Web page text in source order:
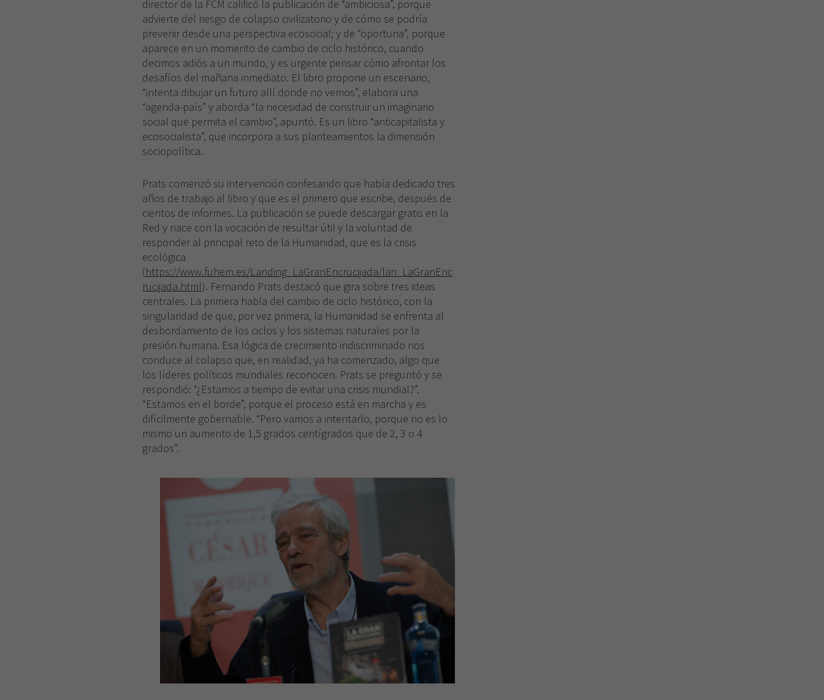
director de la FCM calificó la publicación de “ambiciosa”, porque
advierte del riesgo de colapso civilizatorio y de cómo se podría
prevenir desde una perspectiva ecosocial; y de “oportuna”, porque
aparece en un momento de cambio de ciclo histórico, cuando
decimos adiós a un mundo, y es urgente pensar cómo afrontar los
desafíos del mañana inmediato. El libro propone un escenario,
“intenta dibujar un futuro allí donde no vemos”, elabora una
“agenda-país” y aborda “la necesidad de construir un imaginario
social que permita el cambio”, apuntó. Es un libro “anticapitalista y
ecosocialista”, que incorpora a sus planteamientos la dimensión
sociopolítica.
Prats comenzó su intervención confesando que había dedicado tres
años de trabajo al libro y que es el primero que escribe, después de
cientos de informes. La publicación se puede descargar gratis en la
Red y nace con la vocación de resultar útil y la voluntad de
responder al principal reto de la Humanidad, que es la crisis
ecológica
(https://www.fuhem.es/Landing_LaGranEncrucijada/lan_LaGranEnc
rucijada.html). Fernando Prats destacó que gira sobre tres ideas
centrales. La primera habla del cambio de ciclo histórico, con la
singularidad de que, por vez primera, la Humanidad se enfrenta al
desbordamiento de los ciclos y los sistemas naturales por la
presión humana. Esa lógica de crecimiento indiscriminado nos
conduce al colapso que, en realidad, ya ha comenzado, algo que
los líderes políticos mundiales reconocen. Prats se preguntó y se
respondió: “¿Estamos a tiempo de evitar una crisis mundial?”.
“Estamos en el borde”, porque el proceso está en marcha y es
difícilmente gobernable. “Pero vamos a intentarlo, porque no es lo
mismo un aumento de 1,5 grados centígrados que de 2, 3 o 4
grados”.